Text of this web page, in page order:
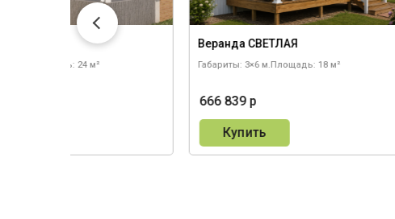
Площадь: 24 м²
Веранда СВЕТЛАЯ
Габариты: 3×6 м.Площадь: 18 м²
666 839 р
Купить